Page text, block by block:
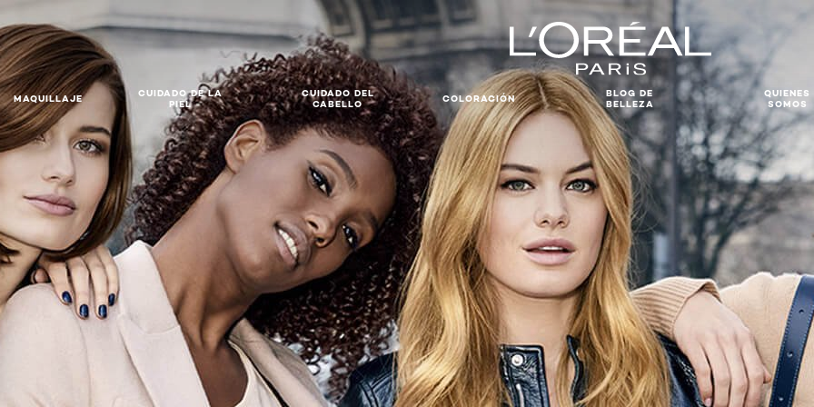
MAQUILLAJE
CUIDADO DE LA
PIEL
CUIDADO DEL
CABELLO
COLORACIÓN
BLOG DE
BELLEZA
QUIENES
SOMOS